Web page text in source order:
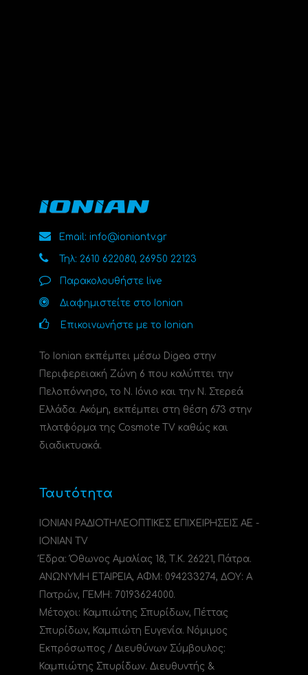
Email: info@ioniantv.gr
Τηλ: 2610 622080, 26950 22123
Παρακολουθήστε live
Διαφημιστείτε στο Ionian
Επικοινωνήστε με το Ionian
Το Ionian εκπέμπει μέσω Digea στην
Περιφερειακή Ζώνη 6 που καλύπτει την
Πελοπόννησο, το N. Ιόνιο και την Ν. Στερεά
Ελλάδα. Ακόμη, εκπέμπει στη θέση 673 στην
πλατφόρμα της Cosmote TV καθώς και
διαδικτυακά.
Ταυτότητα
ΙΟΝΙΑΝ ΡΑΔΙΟΤΗΛΕΟΠΤΙΚΕΣ ΕΠΙΧΕΙΡΗΣΕΙΣ ΑΕ -
IONIAN TV
Έδρα: Όθωνος Αμαλίας 18, Τ.Κ. 26221, Πάτρα.
ΑΝΩΝΥΜΗ ΕΤΑΙΡΕΙΑ, ΑΦΜ: 094233274, ΔΟΥ: A
Πατρών, ΓΕΜΗ: 70193624000.
Μέτοχοι: Καμπιώτης Σπυρίδων, Πέττας
Σπυρίδων, Καμπιώτη Ευγενία. Νόμιμος
Εκπρόσωπος / Διευθύνων Σύμβουλος:
Καμπιώτης Σπυρίδων. Διευθυντής &